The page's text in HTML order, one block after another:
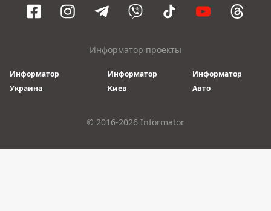
Информатор проекты
Информатор
Украина
Информатор
Киев
Информатор
Авто
© 2016-2026 Informator